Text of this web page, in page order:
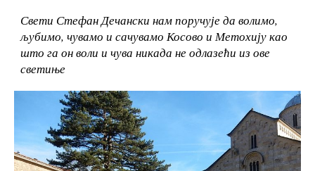
Свети Стефан Дечански нам поручује да волимо,
љубимо, чувамо и сачувамо Косово и Метохију као
што га он воли и чува никада не одлазећи из ове
светиње